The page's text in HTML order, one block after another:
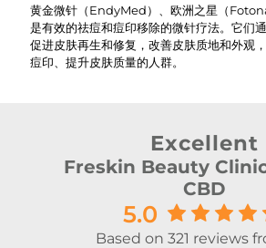
黄金微针（EndyMed）、欧洲之星（
是有效的祛痘和痘印移除的微针疗法。它们
促进皮肤再生和修复，改善皮肤质地和外观
痘印、提升皮肤质量的人群。
Excellent
Freskin Beauty
CBD
5.0
Based on 321 reviews